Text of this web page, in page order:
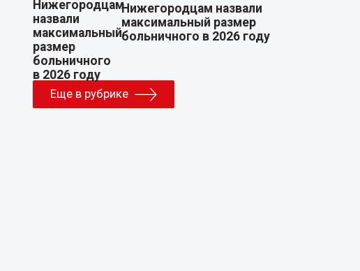
Нижегородцам назвали
максимальный размер
больничного в 2026 году
Еще в рубрике